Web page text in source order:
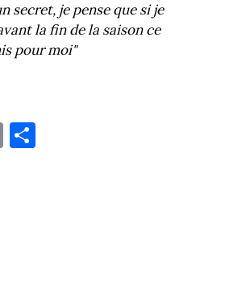
secret, je pense que si je
la fin de la saison ce
pour moi"
E
m
Pa